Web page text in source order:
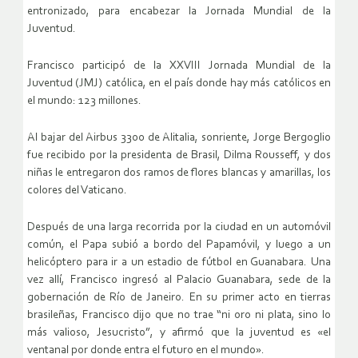
entronizado, para encabezar la Jornada Mundial de la
Juventud.
Francisco participó de la XXVIII Jornada Mundial de la
Juventud (JMJ) católica, en el país donde hay más católicos en
el mundo: 123 millones.
Al bajar del Airbus 3300 de Alitalia, sonriente, Jorge Bergoglio
fue recibido por la presidenta de Brasil, Dilma Rousseff, y dos
niñas le entregaron dos ramos de flores blancas y amarillas, los
colores del Vaticano.
Después de una larga recorrida por la ciudad en un automóvil
común, el Papa subió a bordo del Papamóvil, y luego a un
helicóptero para ir a un estadio de fútbol en Guanabara. Una
vez allí, Francisco ingresó al Palacio Guanabara, sede de la
gobernación de Río de Janeiro. En su primer acto en tierras
brasileñas, Francisco dijo que no trae “ni oro ni plata, sino lo
más valioso, Jesucristo”, y afirmó que la juventud es «el
ventanal por donde entra el futuro en el mundo».